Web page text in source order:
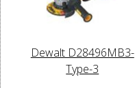
Dewalt D28496MB3-
Type-3